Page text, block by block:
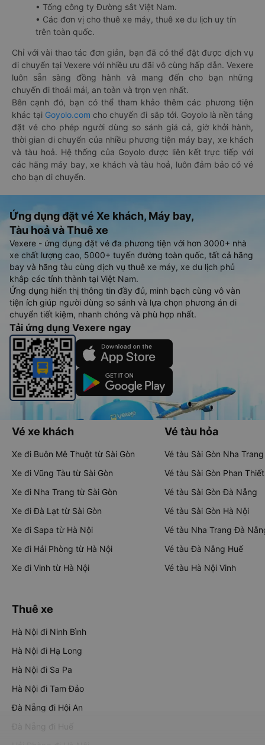
• Tổng công ty Đường sắt Việt Nam.
• Các đơn vị cho thuê xe máy, thuê xe du lịch uy tín
trên toàn quốc.
Chỉ với vài thao tác đơn giản, bạn đã có thể đặt được dịch vụ
di chuyển tại Vexere với nhiều ưu đãi vô cùng hấp dẫn. Vexere
luôn sẵn sàng đồng hành và mang đến cho bạn những
chuyến đi thoải mái, an toàn và trọn vẹn nhất.
Bên cạnh đó, bạn có thể tham khảo thêm các phương tiện
khác tại Goyolo.com cho chuyến đi sắp tới. Goyolo là nền tảng
đặt vé cho phép người dùng so sánh giá cả, giờ khởi hành,
thời gian di chuyển của nhiều phương tiện máy bay, xe khách
và tàu hoả. Hệ thống của Goyolo được liên kết trực tiếp với
các hãng máy bay, xe khách và tàu hoả, luôn đảm bảo có vé
cho bạn di chuyển.
Ứng dụng đặt vé Xe khách, Máy bay,
Tàu hoả và Thuê xe
Vexere - ứng dụng đặt vé đa phương tiện với hơn 3000+ nhà
xe chất lượng cao, 5000+ tuyến đường toàn quốc, tất cả hãng
bay và hãng tàu cùng dịch vụ thuê xe máy, xe du lịch phủ
khắp các tỉnh thành tại Việt Nam.
Ứng dụng hiển thị thông tin đầy đủ, minh bạch cùng vô vàn
tiện ích giúp người dùng so sánh và lựa chọn phương án di
chuyển tiết kiệm, nhanh chóng và phù hợp nhất.
Tải ứng dụng Vexere ngay
Vé xe khách
Xe đi Buôn Mê Thuột từ Sài Gòn
Xe đi Vũng Tàu từ Sài Gòn
Xe đi Nha Trang từ Sài Gòn
Xe đi Đà Lạt từ Sài Gòn
Xe đi Sapa từ Hà Nội
Xe đi Hải Phòng từ Hà Nội
Xe đi Vinh từ Hà Nội
Vé tàu hỏa
Vé tàu Sài Gòn Nha Trang
Vé tàu Sài Gòn Phan Thiết
Vé tàu Sài Gòn Đà Nẵng
Vé tàu Sài Gòn Hà Nội
Vé tàu Nha Trang Đà
Vé tàu Đà Nẵng Huế
Vé tàu Hà Nội Vinh
Thuê xe
Hà Nội đi Ninh Bình
Hà Nội đi Hạ Long
Hà Nội đi Sa Pa
Hà Nội đi Tam Đảo
Đà Nẵng đi Hội An
Đà Nẵng đi Huế